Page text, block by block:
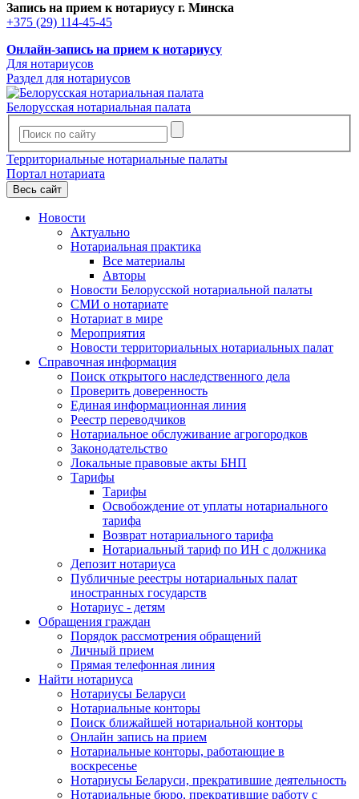
Запись на прием к нотариусу г. Минска
+375 (29) 114-45-45
Онлайн-запись на прием к нотариусу
Для нотариусов
Раздел для нотариусов
Белорусская нотариальная палата
Территориальные нотариальные палаты
Портал нотариата
Весь сайт
Новости
Актуально
Нотариальная практика
Все материалы
Авторы
Новости Белорусской нотариальной палаты
СМИ о нотариате
Нотариат в мире
Мероприятия
Новости территориальных нотариальных палат
Справочная информация
Поиск открытого наследственного дела
Проверить доверенность
Единая информационная линия
Реестр переводчиков
Нотариальное обслуживание агрогородков
Законодательство
Локальные правовые акты БНП
Тарифы
Тарифы
Освобождение от уплаты нотариального
тарифа
Возврат нотариального тарифа
Нотариальный тариф по ИН с должника
Депозит нотариуса
Публичные реестры нотариальных палат
иностранных государств
Нотариус - детям
Обращения граждан
Порядок рассмотрения обращений
Личный прием
Прямая телефонная линия
Найти нотариуса
Нотариусы Беларуси
Нотариальные конторы
Поиск ближайшей нотариальной конторы
Онлайн запись на прием
Нотариальные конторы, работающие в
воскресенье
Нотариусы Беларуси, прекратившие деятельность
Нотариальные бюро, прекратившие работу с